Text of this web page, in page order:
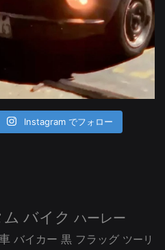
Instagram でフォロー
バイク ハーレー
バイカー 黒 フラッグ ツーリ